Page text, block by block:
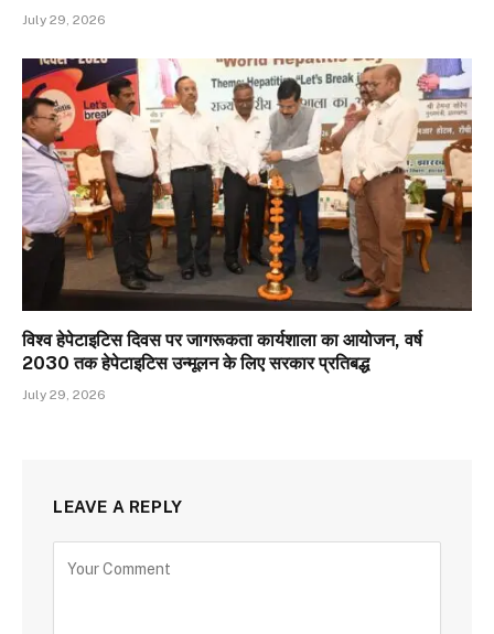
July 29, 2026
विश्व हेपेटाइटिस दिवस पर जागरूकता कार्यशाला का आयोजन, वर्ष
2030 तक हेपेटाइटिस उन्मूलन के लिए सरकार प्रतिबद्ध
July 29, 2026
LEAVE A REPLY